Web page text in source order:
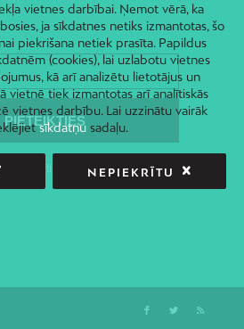
vietnes darbībai. Ņemot vērā, ka
ja sīkdatnes netiks izmantotas, šo
piekrišana netiek prasīta. Papildus
(cookies), lai uzlabotu vietnes
kā arī analizētu lietotājus un
vietnē tiek izmantotas arī analītiskās
vietnes darbību. Lai uzzinātu vairāk
sīkdatņusadaļu.
NEPIEKRĪTU